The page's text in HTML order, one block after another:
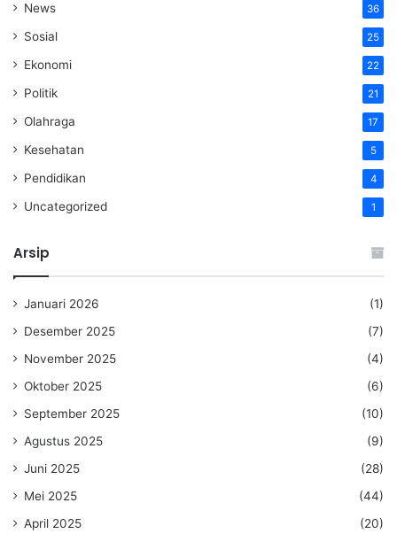
News 36
Sosial 25
Ekonomi 22
Politik 21
Olahraga 17
Kesehatan 5
Pendidikan 4
Uncategorized 1
Arsip
Januari 2026
(1)
Desember 2025
(7)
November 2025
(4)
Oktober 2025
(6)
September 2025
(10)
Agustus 2025
(9)
Juni 2025
(28)
Mei 2025
(44)
April 2025
(20)